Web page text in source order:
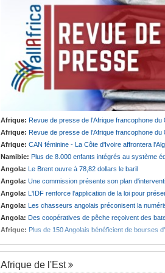
Afrique: Revue de presse de l'Afrique francophone du
Afrique: Revue de presse de l'Afrique francophone du
Afrique: CAN féminine - La Côte d'Ivoire affrontera l'Algérie et le Maroc fera face à
Namibie: Plus de 8.000 enfants intégrés au système
Angola: Le Brent ouvre à 78,82 dollars le baril
Angola: Une commission présente son plan d'intervention en cas de
Angola: L'IDF renforce l'application de la loi pour préserver la
Angola: Les chasseurs angolais préconisent la numérisation du
Angola: Des coopératives de pêche reçoivent des
Afrique: Plus de 150 Angolais bénéficient de bourses d'études de troisième
Afrique de l'Est